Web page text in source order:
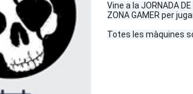
Vine a la JORNADA
ZONA GAMER per
Totes les màquines